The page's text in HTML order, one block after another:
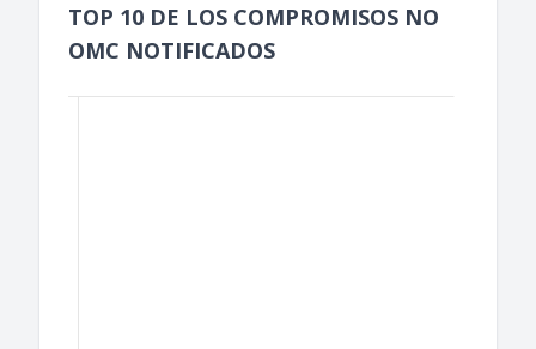
TOP 10 DE LOS COMPROMISOS NO
OMC NOTIFICADOS